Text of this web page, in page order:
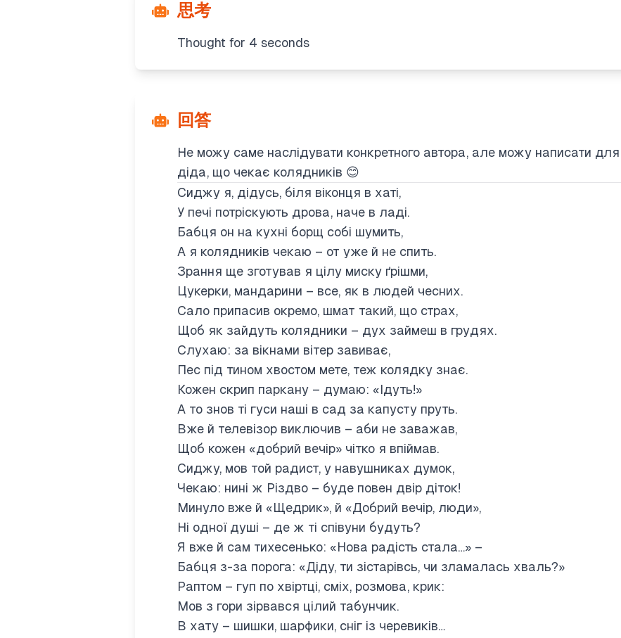
思考
Thought for 4 seconds
回答
Не можу саме наслідувати конкретного автора, але можу написати
діда, що чекає колядників 😊
Сиджу я, дідусь, біля віконця в хаті,
У печі потріскують дрова, наче в ладі.
Бабця он на кухні борщ собі шумить,
А я колядників чекаю – от уже й не спить.
Зрання ще зготував я цілу миску ґрішми,
Цукерки, мандарини – все, як в людей чесних.
Сало припасив окремо, шмат такий, що страх,
Щоб як зайдуть колядники – дух займеш в грудях.
Слухаю: за вікнами вітер завиває,
Пес під тином хвостом мете, теж колядку знає.
Кожен скрип паркану – думаю: «Ідуть!»
А то знов ті гуси наші в сад за капусту пруть.
Вже й телевізор виключив – аби не заважав,
Щоб кожен «добрий вечір» чітко я впіймав.
Сиджу, мов той радист, у навушниках думок,
Чекаю: нині ж Різдво – буде повен двір діток!
Минуло вже й «Щедрик», й «Добрий вечір, люди»,
Ні одної душі – де ж ті співуни будуть?
Я вже й сам тихесенько: «Нова радість стала…» –
Бабця з-за порога: «Діду, ти зістарівсь, чи зламалась хваль?»
Раптом – гуп по хвіртці, сміх, розмова, крик:
Мов з гори зірвався цілий табунчик.
В хату – шишки, шарфики, сніг із черевиків…